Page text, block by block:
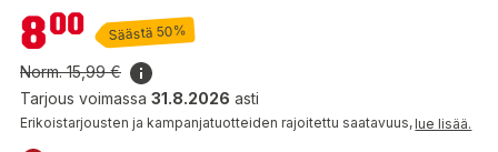
8,00 €
800 Säästä 50%
Norm.15,99 €
Tarjous voimassa 31.8.2026 asti
Erikoistarjousten ja kampanjatuotteiden rajoitettu saatavuus,lue lisää.